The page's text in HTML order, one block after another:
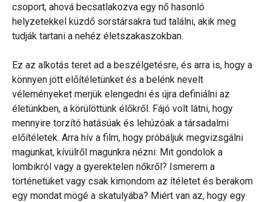
csoport, ahová becsatlakozva egy nő hasonló
helyzetekkel küzdő sorstársakra tud találni, akik meg
tudják tartani a nehéz életszakaszokban.
Ez az alkotás teret ad a beszélgetésre, és arra is, hogy a
könnyen jött előítéletünket és a belénk nevelt
véleményeket merjük elengedni és újra definiálni az
életünkben, a körülöttünk élőkről. Fájó volt látni, hogy
mennyire torzító hatásúak és lehúzóak a társadalmi
előítéletek. Arra hív a film, hogy próbáljuk megvizsgálni
magunkat, kívülről magunkra nézni: Mit gondolok a
lombikról vagy a gyerektelen nőkről? Ismerem a
történetüket vagy csak kimondom az ítéletet és berakom
egy mondat mögé a skatulyába? Miért van az, hogy egy